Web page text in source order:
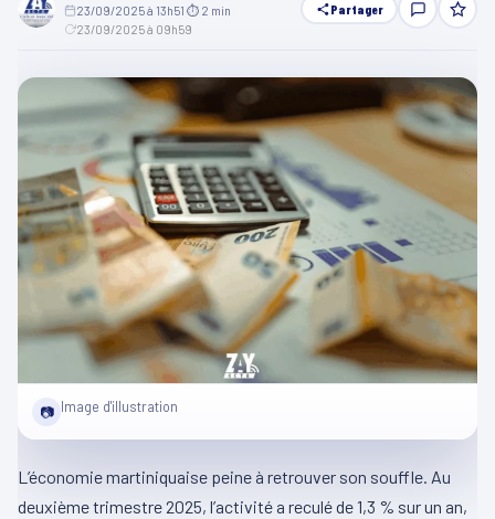
23/09/2025 à 13h51 ⏱ 2 min
23/09/2025 à 09h59
Partager
📷 Image d'illustration
L’économie martiniquaise peine à retrouver son souffle. Au
deuxième trimestre 2025, l’activité a reculé de 1,3 % sur un an,